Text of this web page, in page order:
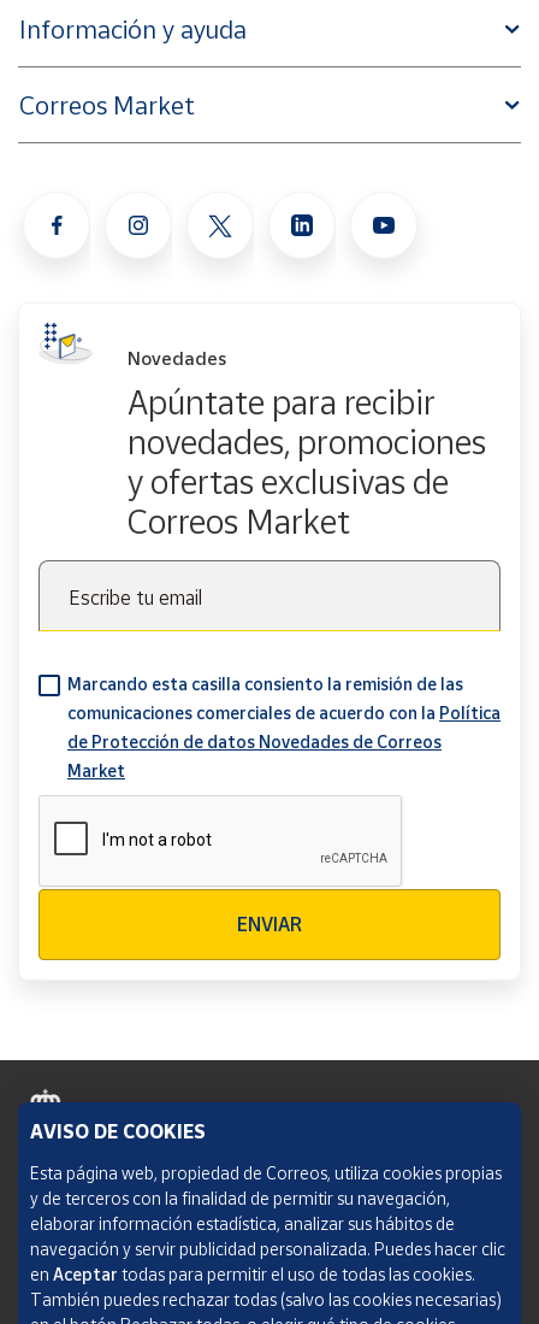
Información y ayuda
Correos Market
Novedades
Apúntate para recibir
novedades, promociones
y ofertas exclusivas de
Correos Market
Escribe tu email
Marcando esta casilla consiento la remisión de las
comunicaciones comerciales de acuerdo con la Política
de Protección de datos Novedades de Correos
Market
ENVIAR
Política de cookies
Aviso legal
Condiciones del servicio
Política de Privacidad Web
AVISO DE COOKIES
Esta página web, propiedad de Correos, utiliza cookies propias
y de terceros con la finalidad de permitir su navegación,
elaborar información estadística, analizar sus hábitos de
navegación y servir publicidad personalizada. Puedes hacer clic
en Aceptar todas para permitir el uso de todas las cookies.
También puedes rechazar todas (salvo las cookies necesarias)